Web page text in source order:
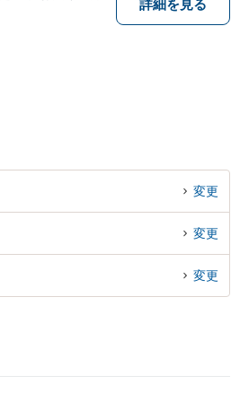
詳細を見る
変更
変更
変更